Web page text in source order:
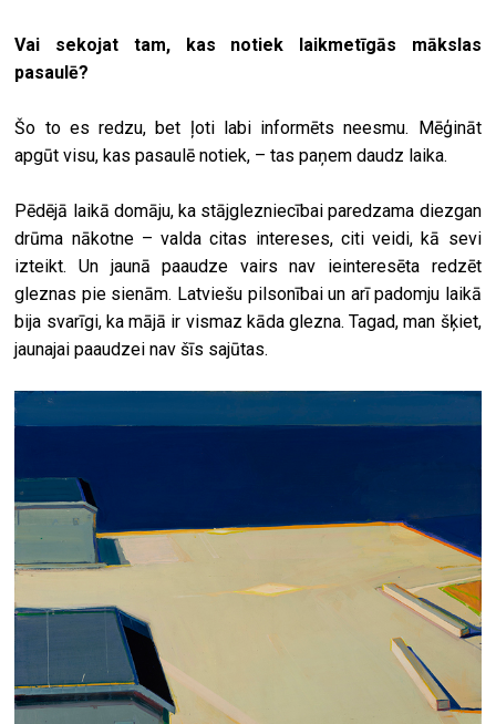
Vai sekojat tam, kas notiek laikmetīgās mākslas
pasaulē?
Šo to es redzu, bet ļoti labi informēts neesmu. Mēģināt
apgūt visu, kas pasaulē notiek, – tas paņem daudz laika.
Pēdējā laikā domāju, ka stājglezniecībai paredzama diezgan
drūma nākotne – valda citas intereses, citi veidi, kā sevi
izteikt. Un jaunā paaudze vairs nav ieinteresēta redzēt
gleznas pie sienām. Latviešu pilsonībai un arī padomju laikā
bija svarīgi, ka mājā ir vismaz kāda glezna. Tagad, man šķiet,
jaunajai paaudzei nav šīs sajūtas.